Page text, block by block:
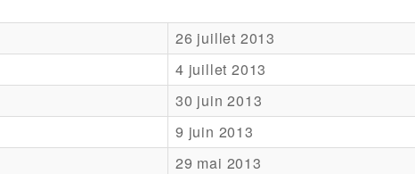
26 juillet 2013
4 juillet 2013
30 juin 2013
9 juin 2013
29 mai 2013